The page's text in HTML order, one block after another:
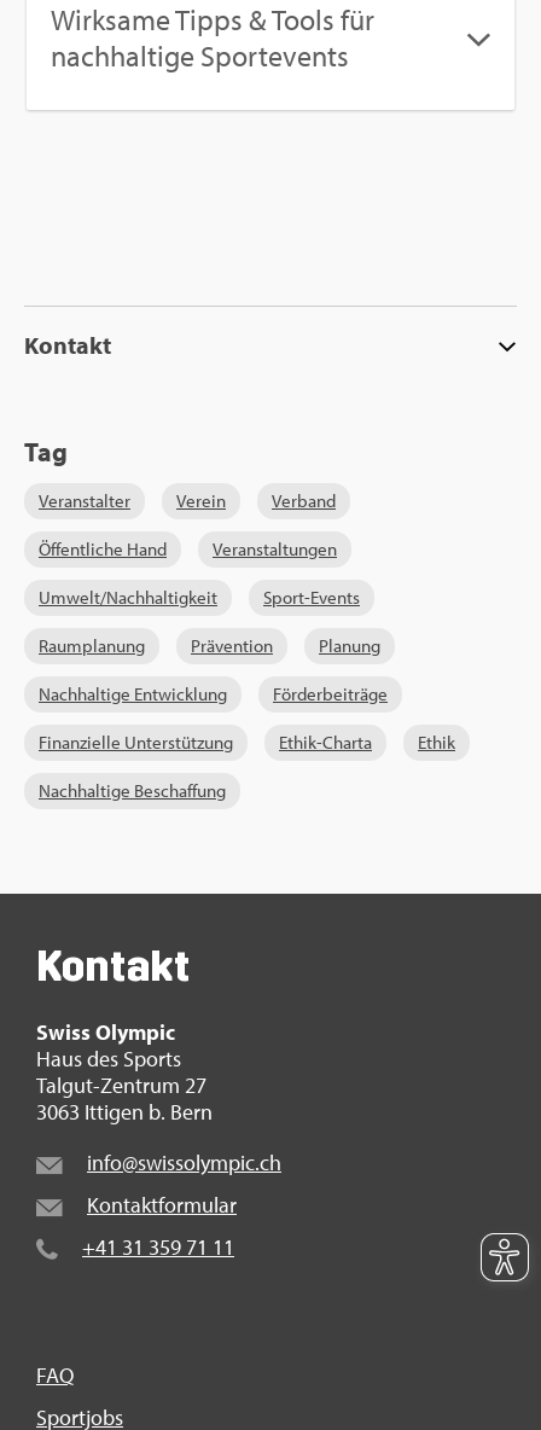
Kon­takt
Tag
Ver­an­stal­ter Ver­ein Ver­band
Öf­fent­li­che Hand Ver­an­stal­tun­gen
Um­welt/Nach­hal­tig­keit Sport-Events
Raum­pla­nung Prä­ven­ti­on Pla­nung
Nach­hal­ti­ge Ent­wick­lung För­der­bei­trä­ge
Fi­nan­zi­el­le Un­ter­stüt­zung Ethik-Char­ta Ethik
Nach­hal­ti­ge Be­schaf­fung
Wirk­sa­me Tipps & Tools für
nach­hal­ti­ge Sport­events
Kon­takt
Swiss Olym­pic
Haus des Sports
Tal­gut-Zen­trum 27
3063 It­ti­gen b. Bern
info@​swi​ssol​ympi​c.​ch
Kon­takt­for­mu­lar
+41 31 359 71 11
FAQ
Sport­jobs